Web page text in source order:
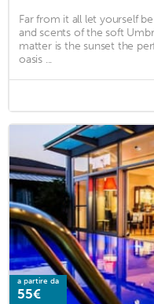
Far from it all let yourself
and scents of the soft
matter is the sunset the
oasis ...
a partire da
55€